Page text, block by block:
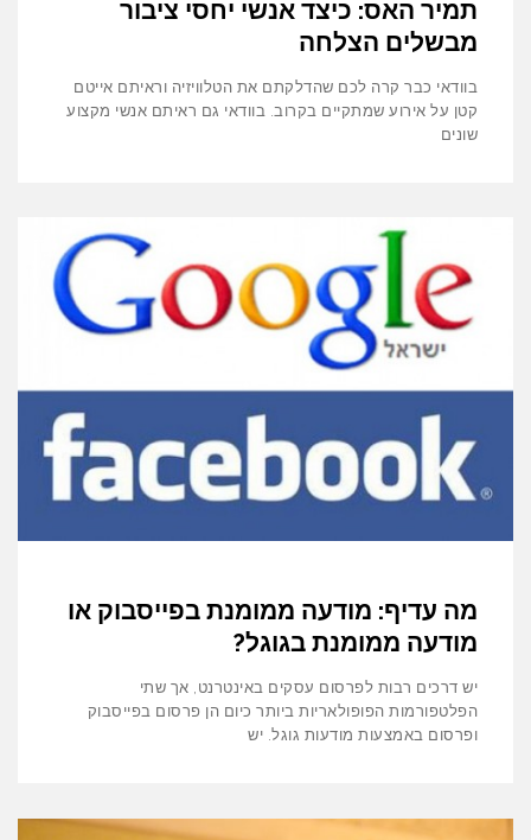
תמיר האס: כיצד אנשי יחסי ציבור
מבשלים הצלחה
בוודאי כבר קרה לכם שהדלקתם את הטלוויזיה וראיתם אייטם
קטן על אירוע שמתקיים בקרוב. בוודאי גם ראיתם אנשי מקצוע
שונים
מה עדיף: מודעה ממומנת בפייסבוק או
מודעה ממומנת בגוגל?
יש דרכים רבות לפרסום עסקים באינטרנט, אך שתי
הפלטפורמות הפופולאריות ביותר כיום הן פרסום בפייסבוק
ופרסום באמצעות מודעות גוגל. יש